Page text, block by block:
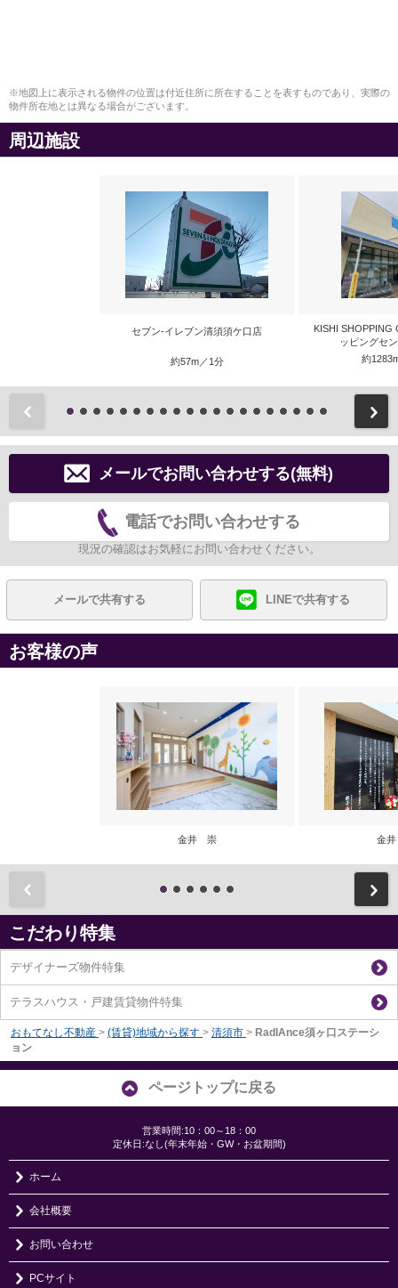
※地図上に表示される物件の位置は付近住所に所在することを表すものであり、実際の
物件所在地とは異なる場合がございます。
周辺施設
セブン-イレブン清須須ケ口店
約57m／1分
KISHI SHOPPING
ッピングセ
約
メールでお問い合わせする(無料)
電話でお問い合わせする
現況の確認はお気軽にお問い合わせください。
メールで共有する LINEで共有する
お客様の声
金井 崇 金
こだわり特集
デザイナーズ物件特集
テラスハウス・戸建賃貸物件特集
おもてなし不動産 > (賃貸)地域から探す > 清須市 > RadIAnce須ヶ口ステーシ
ョン
ページトップに戻る
営業時間:10：00～18：00
定休日:なし(年末年始・GW・お盆期間)
ホーム
会社概要
お問い合わせ
PCサイト